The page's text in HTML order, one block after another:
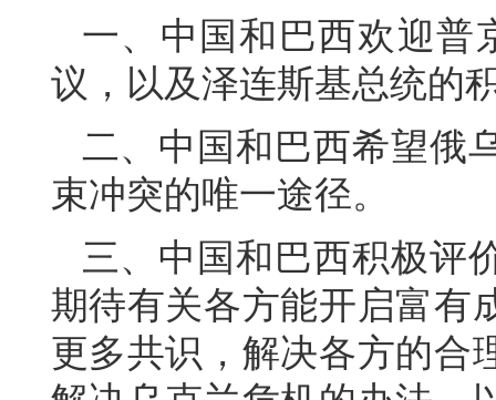
一、中国和巴西欢迎普
议，以及泽连斯基总统的
二、中国和巴西希望俄
束冲突的唯一途径。
三、中国和巴西积极评
期待有关各方能开启富有
更多共识，解决各方的合